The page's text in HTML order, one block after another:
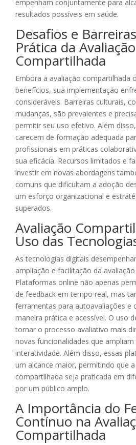
empenham conjuntamente para
resultados possíveis em saúde.
Desafios e
Prática da Avaliação
Compartilhada
Embora a avaliação compartilhada
benefícios, sua implementação
consideráveis. Barreiras culturais,
mudanças, são prevalentes e
permitir seu uso efetivo. Além
carecem de formação adequada
profissionais em práticas
sua eficácia. Recursos limitados e
investir em novas abordagens
comuns que dificultam a adoção
um esforço organizacional e
superados.
Avaliação
Uso das
As tecnologias digitais
ampliação e facilitação da
Plataformas online não apenas
de feedback em tempo real, mas
ferramentas para autoavaliações e
maneira prática e acessível. O uso
tornar o processo avaliativo mais
novas funcionalidades que
interatividade. Além disso, essas
um alcance maior, permitindo que
compartilhada seja praticada em
por um público amplo.
A Importância do
Contínuo na
Compartilhada